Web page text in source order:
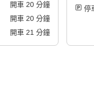
開車 20分鐘
開車 20分鐘
開車 21 分鐘
停